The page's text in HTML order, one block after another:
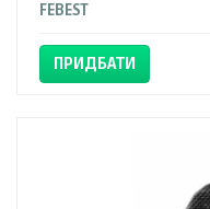
FEBEST
ПРИДБАТИ